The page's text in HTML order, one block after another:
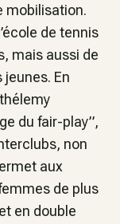
mobilisation.
de tennis
mais aussi de
En
du fair-play”,
non
aux
de plus
en double